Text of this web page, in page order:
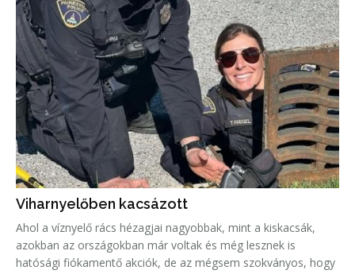
Viharnyelőben kacsázott
Ahol a víznyelő rács hézagjai nagyobbak, mint a kiskacsák,
azokban az országokban már voltak és még lesznek is
hatósági fiókamentő akciók, de az mégsem szokványos, hogy